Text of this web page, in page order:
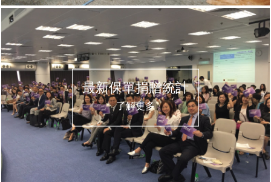
最新保單捐贈統計
了解更多